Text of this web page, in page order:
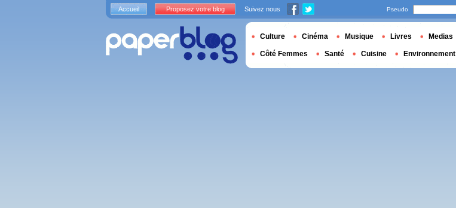
Accueil Proposez votre blog Suivez nous Pseudo
Culture Cinéma Musique Livres Medias
Côté Femmes Santé Cuisine Environnement